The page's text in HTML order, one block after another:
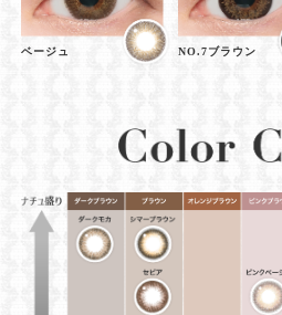
ベージュ NO.7ブラウン